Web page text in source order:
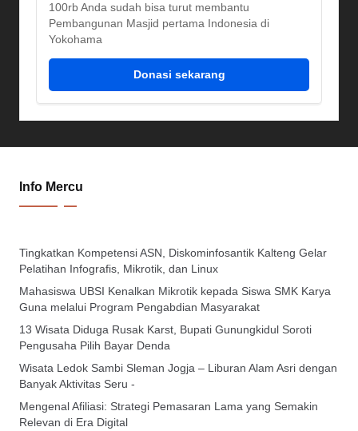
100rb Anda sudah bisa turut membantu
Pembangunan Masjid pertama Indonesia di
Yokohama
Donasi sekarang
Info Mercu
Tingkatkan Kompetensi ASN, Diskominfosantik Kalteng Gelar
Pelatihan Infografis, Mikrotik, dan Linux
Mahasiswa UBSI Kenalkan Mikrotik kepada Siswa SMK Karya
Guna melalui Program Pengabdian Masyarakat
13 Wisata Diduga Rusak Karst, Bupati Gunungkidul Soroti
Pengusaha Pilih Bayar Denda
Wisata Ledok Sambi Sleman Jogja – Liburan Alam Asri dengan
Banyak Aktivitas Seru -
Mengenal Afiliasi: Strategi Pemasaran Lama yang Semakin
Relevan di Era Digital